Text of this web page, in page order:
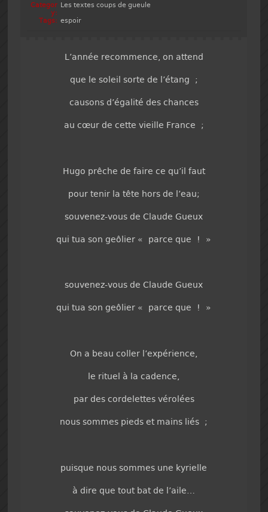
Categor
y:
Les textes coups de gueule
Tags: espoir
L’année recommence, on attend
que le soleil sorte de l’étang ;
causons d’égalité des chances
au cœur de cette vieille France ;
Hugo prêche de faire ce qu’il faut
pour tenir la tête hors de l’eau;
souvenez-vous de Claude Gueux
qui tua son geôlier « parce que ! »
souvenez-vous de Claude Gueux
qui tua son geôlier « parce que ! »
On a beau coller l’expérience,
le rituel à la cadence,
par des cordelettes vérolées
nous sommes pieds et mains liés ;
puisque nous sommes une kyrielle
à dire que tout bat de l’aile…